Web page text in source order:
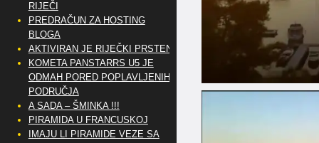
RIJEČI
PREDRAČUN ZA HOSTING
BLOGA
AKTIVIRAN JE RIJEČKI PRSTEN
KOMETA PANSTARRS U5 JE
ODMAH PORED POPLAVLJENIH
PODRUČJA
A SADA – ŠMINKA !!!
PIRAMIDA U FRANCUSKOJ
IMAJU LI PIRAMIDE VEZE SA